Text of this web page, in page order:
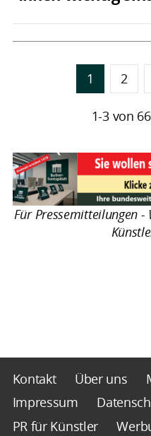
1 2
1-3 von
Für Pressemitteilungen -
Kontakt Über uns
Impressum
PR für Künstler